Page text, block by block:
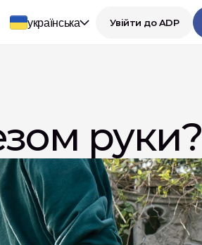
українська Увійти до ADP
руки?